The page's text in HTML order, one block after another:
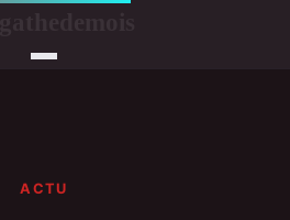
ACTU